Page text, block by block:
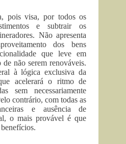
pois visa, por todos os
e subtrair os
Não apresenta
dos bens
que leve em
não serem renováveis.
à lógica exclusiva da
acelerará o ritmo de
sem necessariamente
contrário, com todas as
e ausência de
o mais provável é que